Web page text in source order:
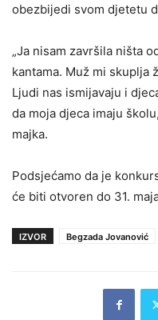
obezbijedi svom djetetu
„Ja nisam završila ništa
kantama. Muž mi skuplja
Ljudi nas ismijavaju i
da moja djeca imaju
majka.
Podsjećamo da je
će biti otvoren do 31.
IZVOR Begzada Jovanović